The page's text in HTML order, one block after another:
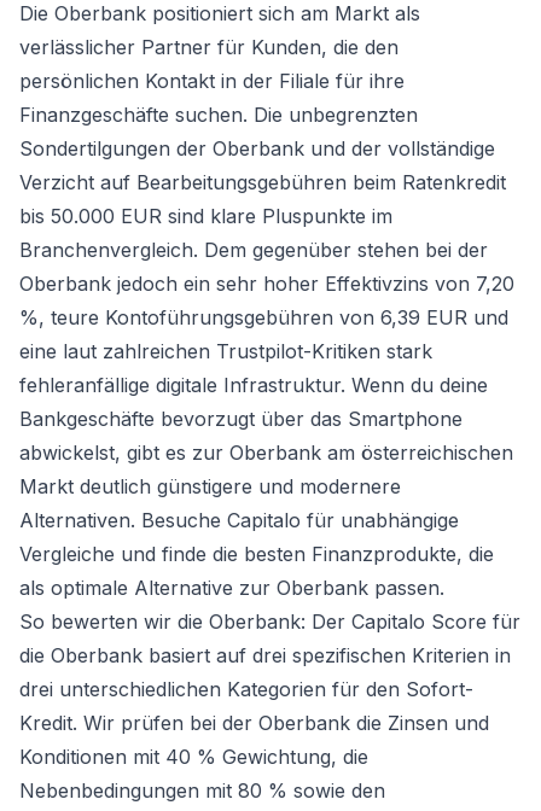
Die Oberbank positioniert sich am Markt als
verlässlicher Partner für Kunden, die den
persönlichen Kontakt in der Filiale für ihre
Finanzgeschäfte suchen. Die unbegrenzten
Sondertilgungen der Oberbank und der vollständige
Verzicht auf Bearbeitungsgebühren beim Ratenkredit
bis 50.000 EUR sind klare Pluspunkte im
Branchenvergleich. Dem gegenüber stehen bei der
Oberbank jedoch ein sehr hoher Effektivzins von 7,20
%, teure Kontoführungsgebühren von 6,39 EUR und
eine laut zahlreichen Trustpilot-Kritiken stark
fehleranfällige digitale Infrastruktur. Wenn du deine
Bankgeschäfte bevorzugt über das Smartphone
abwickelst, gibt es zur Oberbank am österreichischen
Markt deutlich günstigere und modernere
Alternativen. Besuche Capitalo für unabhängige
Vergleiche und finde die besten Finanzprodukte, die
als optimale Alternative zur Oberbank passen.
So bewerten wir die Oberbank: Der Capitalo Score für
die Oberbank basiert auf drei spezifischen Kriterien in
drei unterschiedlichen Kategorien für den Sofort-
Kredit. Wir prüfen bei der Oberbank die Zinsen und
Konditionen mit 40 % Gewichtung, die
Nebenbedingungen mit 80 % sowie den